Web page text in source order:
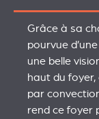
Grâce à sa
pourvue
une belle
haut du
par
rend ce foyer